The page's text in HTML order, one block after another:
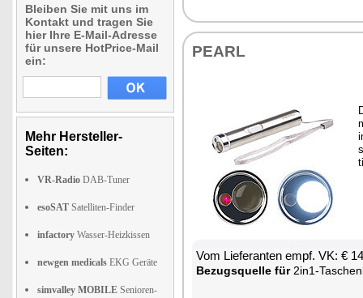
Bleiben Sie mit uns im
Kontakt und tragen Sie
hier Ihre E-Mail-Adresse
für unsere HotPrice-Mail
ein:
Mehr Hersteller-
Seiten:
VR-Radio DAB-Tuner
esoSAT Satelliten-Finder
infactory Wasser-Heizkissen
newgen medicals EKG Geräte
simvalley MOBILE Senioren-
PEARL
Vom Lie­fe­ran­ten empf. VK: €
Be­zugs­quel­le für2in1-